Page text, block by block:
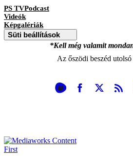
PS TVPodcast
Videók
Képgalériák
Süti beállítások
*Kell még valamit
Az őszödi beszéd utolsó